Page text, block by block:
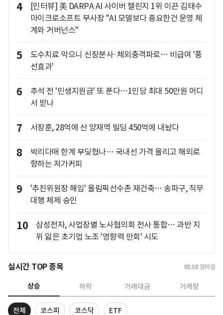
4
[인터뷰] 美 DARPA AI 사이버 챌린지 1위 이끈 김태수
마이크로소프트 부사장 "AI 모델보다 중요한건 운영 체
계와 거버넌스"
5
도수치료 막으니 신장분사·체외충격파로… 비급여 '풍
선효과'
6
추석 전 '민생지원금' 또 푼다…1인당 최대 50만원 어디
서 받나
7 서장훈, 28억에 산 양재역 빌딩 450억에 내놨다
8
박리다매 한계 부딪혔나… 국내선 가격 올리고 해외로
향하는 저가커피
9
'추진위원장 해임' 올림픽선수촌 재건축… 송파구, 직무
대행 체제 승인
10
삼성전자, 사업장별 노사협의회 전사 통합… 과반 지
위 잃은 초기업 노조 '영향력 만회' 시도
실시간 TOP 종목 08.08 장마감
상승 하락 거래대금 거래량
전체 코스피 코스닥 ETF